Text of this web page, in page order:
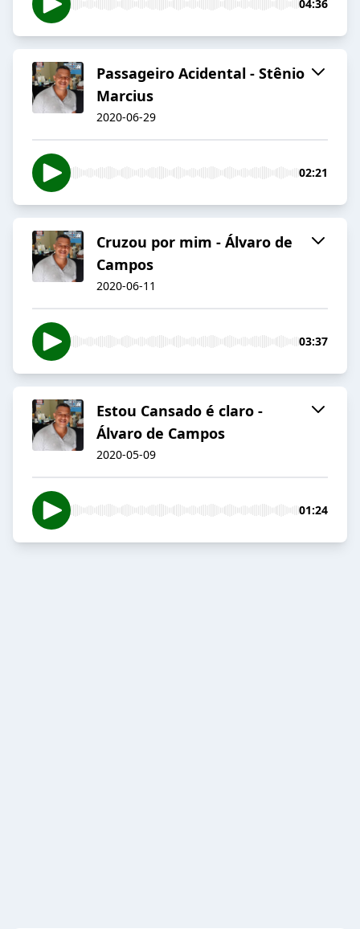
04:36
Passageiro Acidental - Stênio
Marcius
2020-06-29
02:21
Cruzou por mim - Álvaro de
Campos
2020-06-11
03:37
Estou Cansado é claro -
Álvaro de Campos
2020-05-09
01:24